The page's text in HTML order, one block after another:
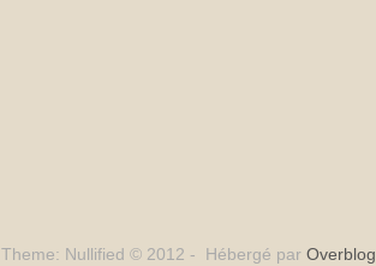
Theme: Nullified © 2012 - Hébergé par Overblog